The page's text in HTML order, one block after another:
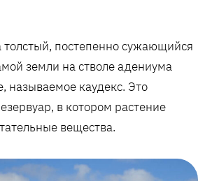
толстый, постепенно сужающийся
земли на стволе адениума
называемое каудекс. Это
в котором растение
вещества.